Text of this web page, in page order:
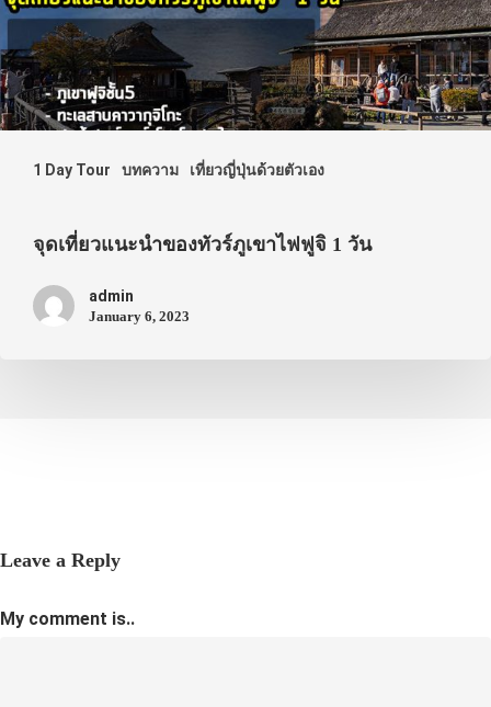
1 Day Tour บทความ เที่ยวญี่ปุ่นด้วยตัวเอง
จุดเที่ยวแนะนำของทัวร์ภูเขาไฟฟูจิ 1 วัน
admin
January 6, 2023
Leave a Reply
My comment is..